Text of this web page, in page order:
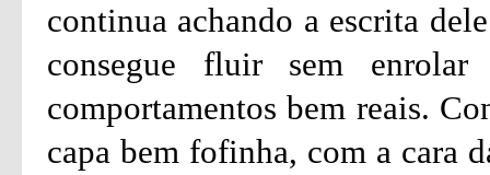
continua achando a escrita
consegue fluir sem
comportamentos bem reais.
capa bem fofinha, com a cara